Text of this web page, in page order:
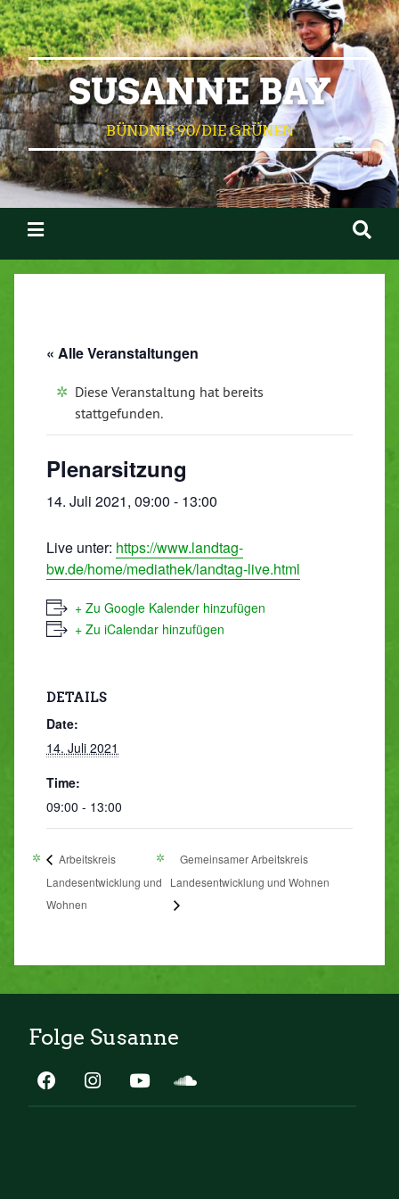
SUSANNE BAY
BÜNDNIS 90/DIE GRÜNEN
« Alle Veranstaltungen
Diese Veranstaltung hat bereits
stattgefunden.
Plenarsitzung
14. Juli 2021, 09:00 - 13:00
Live unter: https://www.landtag-
bw.de/home/mediathek/landtag-live.html
+ Zu Google Kalender hinzufügen
+ Zu iCalendar hinzufügen
DETAILS
Date:
14. Juli 2021
Time:
09:00 - 13:00
Arbeitskreis
Landesentwicklung und
Wohnen
Gemeinsamer Arbeitskreis
Landesentwicklung und Wohnen
Folge Susanne